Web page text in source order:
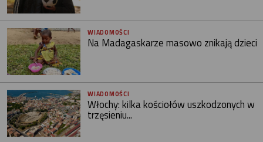
WIADOMOŚCI
Na Madagaskarze masowo znikają dzieci
WIADOMOŚCI
Włochy: kilka kościołów uszkodzonych w
trzęsieniu...